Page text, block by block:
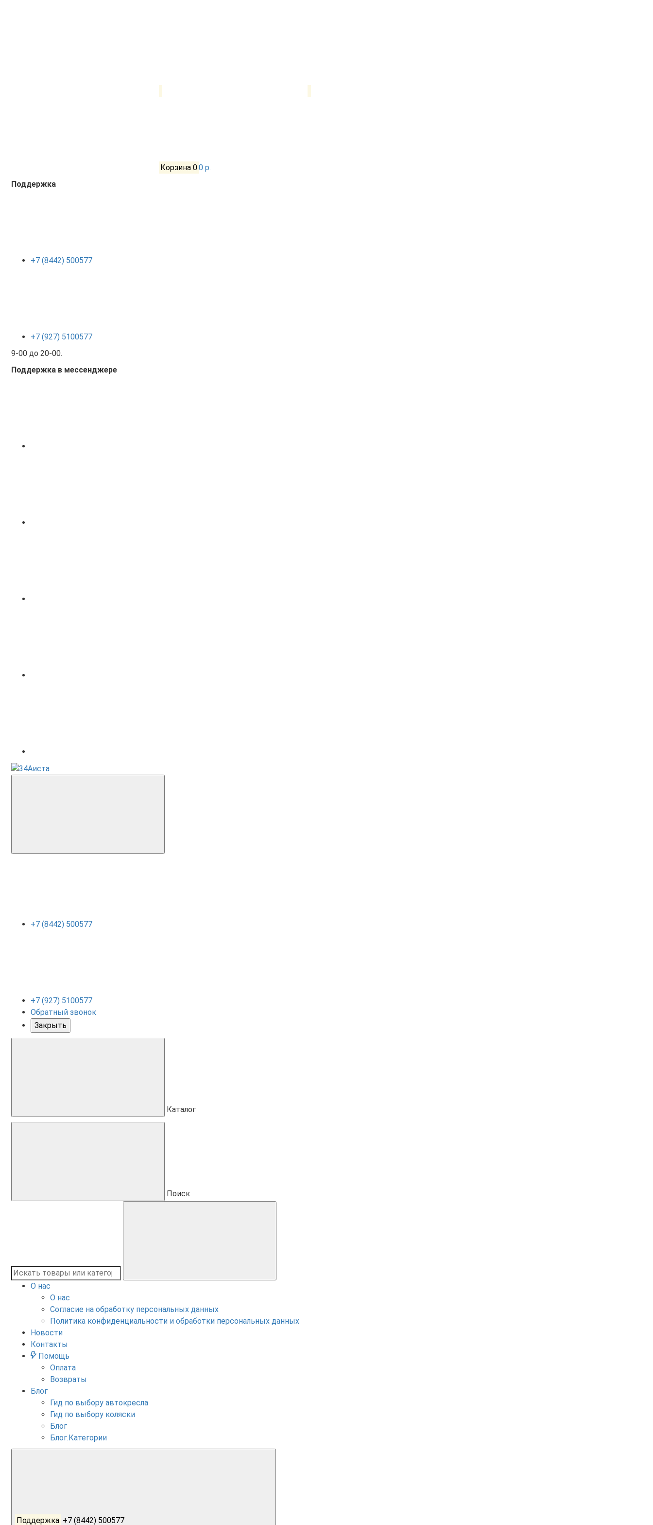
Корзина 00 р.
Поддержка
+7 (8442) 500577
+7 (927) 5100577
9-00 до 20-00.
Поддержка в мессенджере
+7 (8442) 500577
+7 (927) 5100577
Обратный звонок
Закрыть
Каталог
Поиск
О нас
О нас
Согласие на обработку персональных данных
Политика конфиденциальности и обработки персональных данных
Новости
Контакты
Помощь
Оплата
Возвраты
Блог
Гид по выбору автокресла
Гид по выбору коляски
Блог
Блог.Категории
Поддержка +7 (8442) 500577